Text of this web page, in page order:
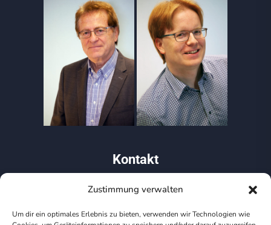
Zustimmung verwalten
Um dir ein optimales Erlebnis zu bieten, verwenden wir Technologien wie
Kontakt
02573/920 41 85